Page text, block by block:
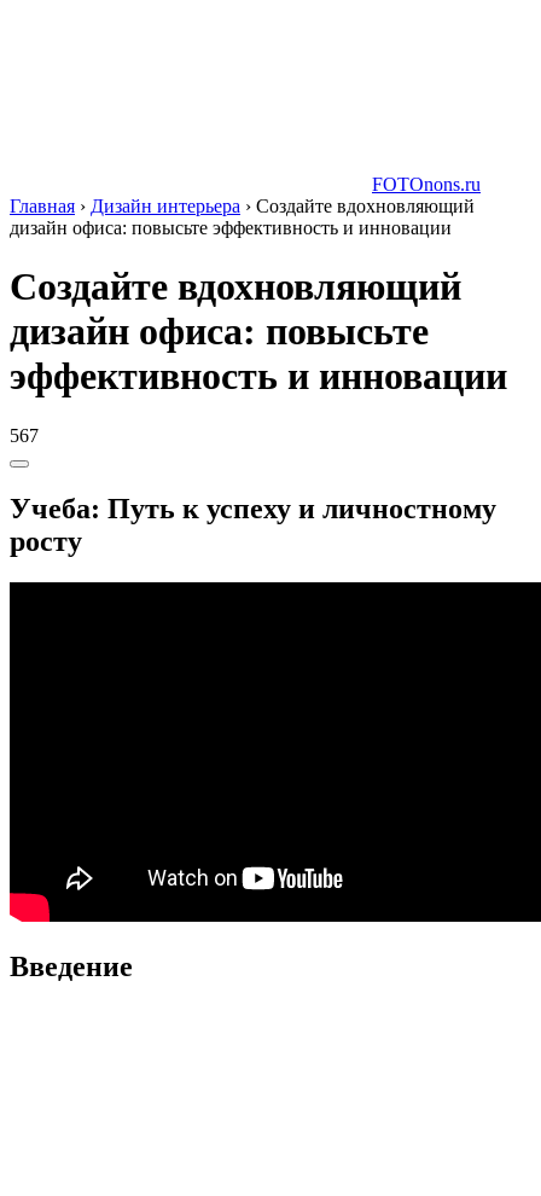
FOTOnons.ru
Главная › Дизайн интерьера › Создайте вдохновляющий
дизайн офиса: повысьте эффективность и инновации
Создайте вдохновляющий
дизайн офиса: повысьте
эффективность и инновации
567
Учеба: Путь к успеху и личностному
росту
Введение